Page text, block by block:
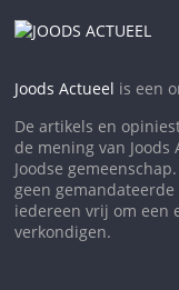
Joods Actueel is een
De artikels en
de mening van
Joodse
geen
iedereen vrij om een
verkondigen.